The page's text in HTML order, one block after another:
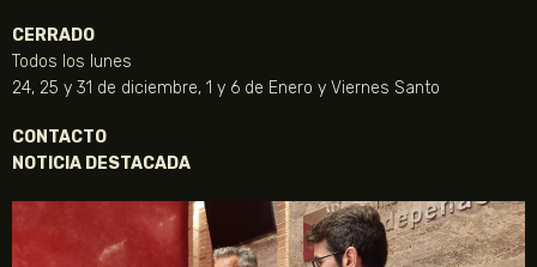
CERRADO
Todos los lunes
24, 25 y 31 de diciembre, 1 y 6 de Enero y Viernes Santo
CONTACTO
NOTICIA DESTACADA